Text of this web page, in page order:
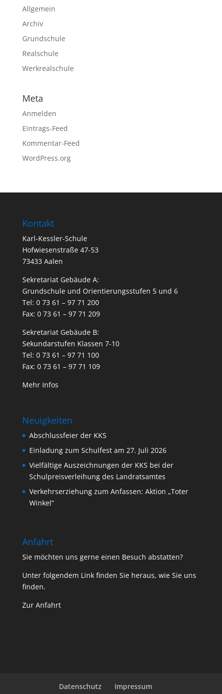
Allgemein
Archiv
Grundschule
Realschule
Werkrealschule
Meta
Anmelden
Eintrags-Feed
Kommentar-Feed
WordPress.org
Kontakt
Karl-Kessler-Schule
Hofwiesenstraße 47-53
73433 Aalen
Sekretariat Gebäude A:
Grundschule und Orientierungsstufen 5 und 6
Tel: 0 73 61 – 97 71 200
Fax: 0 73 61 – 97 71 209
Sekretariat Gebäude B:
Sekundarstufen Klassen 7-10
Tel: 0 73 61 – 97 71 100
Fax: 0 73 61 – 97 71 109
Mehr Infos
Neuigkeiten
Abschlussfeier der KKS
Einladung zum Schulfest am 27. Juli 2026
Vielfältige Auszeichnungen der KKS bei der
Schulpreisverleihung des Landratsamtes
Verkehrserziehung zum Anfassen: Aktion „Toter
Winkel“
Anfahrt
Sie möchten uns gerne einen Besuch abstatten?
Unter folgendem Link finden Sie heraus, wie Sie uns
finden.
Zur Anfahrt
Datenschutz Impressum